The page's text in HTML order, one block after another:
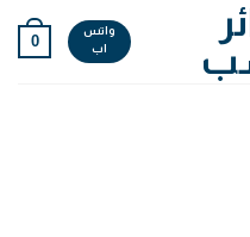
واتس
اب
0